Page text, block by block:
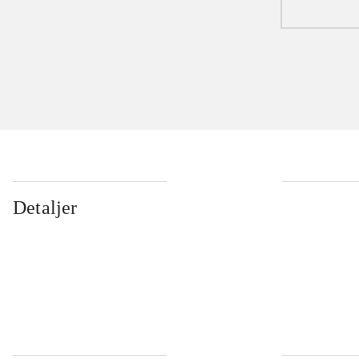
Detaljer